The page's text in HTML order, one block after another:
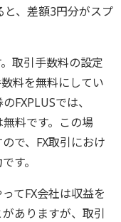
と、差額3円分がスプ
取引手数料の設定
料を無料にしてい
FXPLUSでは、
料です。この場
で、FX取引におけ
す。
てFX会社は収益を
ありますが、取引